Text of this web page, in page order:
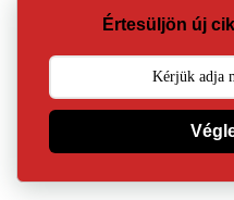
Értesüljön új